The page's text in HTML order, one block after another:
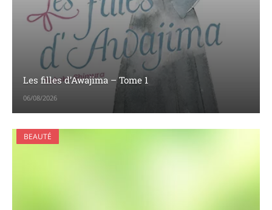
Les filles d’Awajima – Tome 1
06/08/2026
BEAUTÉ